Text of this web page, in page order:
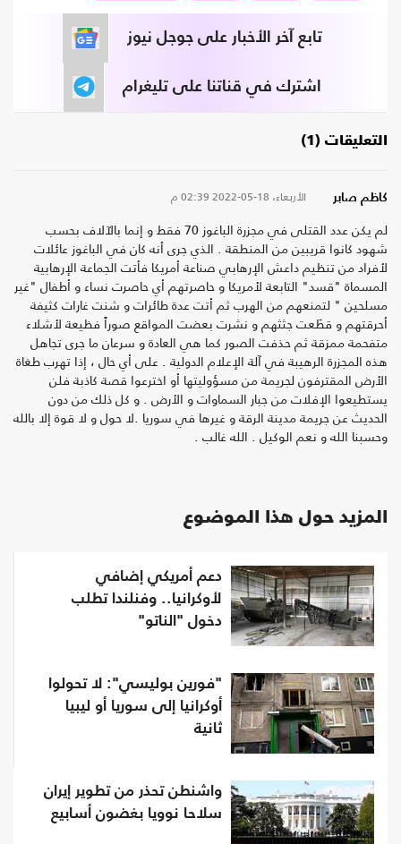
تابع آخر الأخبار على جوجل نيوز
اشترك في قناتنا على تليغرام
التعليقات (1)
كاظم صابر الأربعاء، 18-05-2022 02:39 م
لم يكن عدد القتلى في مجزرة الباغوز 70 فقط و إنما بالآلاف بحسب
شهود كانوا قريبين من المنطقة . الذي جرى أنه كان في الباغوز عائلات
لأفراد من تنظيم داعش الإرهابي صناعة أمريكا فأتت الجماعة الإرهابية
المسماة "قسد" التابعة لأمريكا و حاصرتهم أي حاصرت نساء و أطفال "غير
مسلحين " لتمنعهم من الهرب ثم أتت عدة طائرات و شنت غارات كثيفة
أحرقتهم و قطَعت جثثهم و نشرت بعضت المواقع صوراً فظيعة لأشلاء
متفحمة ممزقة ثم حذفت الصور كما هي العادة و سرعان ما جرى تجاهل
هذه المجزرة الرهيبة في آلة الإعلام الدولية . على أي حال ، إذا تهرب طغاة
الأرض المقترفون لجريمة من مسؤوليتها أو اخترعوا قصة كاذبة فلن
يستطيعوا الإفلات من جبار السماوات و الأرض . و كل ذلك من دون
الحديث عن جريمة مدينة الرقة و غيرها في سوريا .لا حول و لا قوة إلا بالله
وحسبنا الله و نعم الوكيل . الله غالب .
المزيد حول هذا الموضوع
دعم أمريكي إضافي
لأوكرانيا.. وفنلندا تطلب
دخول "الناتو"
"فورين بوليسي": لا تحولوا
أوكرانيا إلى سوريا أو ليبيا
ثانية
واشنطن تحذر من تطوير إيران
سلاحا نوويا بغضون أسابيع